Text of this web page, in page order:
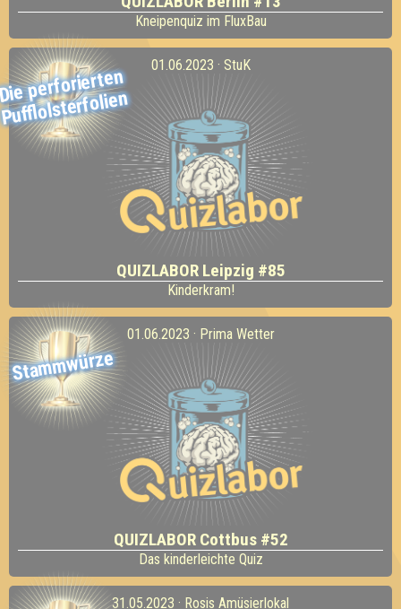
Kneipenquiz im FluxBau
perforierten
Pufflolsterfolien
01.06.2023 · StuK
QUIZLABOR Leipzig #85
Kinderkram!
Stammwürze
01.06.2023 · Prima Wetter
QUIZLABOR Cottbus #52
Das kinderleichte Quiz
31.05.2023 · Rosis Amüsierlokal